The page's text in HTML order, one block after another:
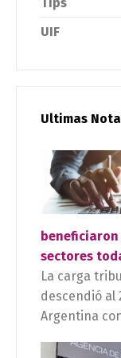
UIF
Ultimas
beneficiaron
sectores
La carga
descendió al
Argentina